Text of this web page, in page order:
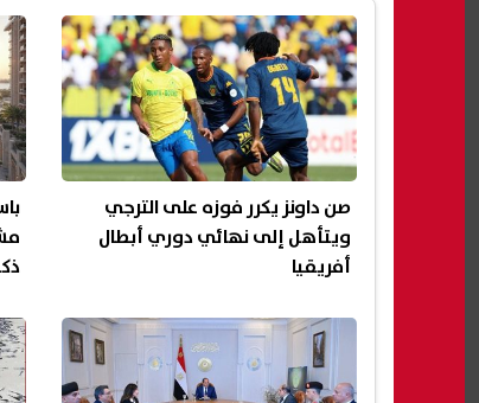
صن داونز يكرر فوزه على الترجي
ويتأهل إلى نهائي دوري أبطال
أفريقيا